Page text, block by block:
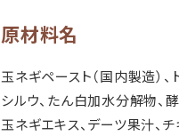
原材料名
玉ネギペースト（国内製造）、
シルウ、たん白加水分解物、
玉ネギエキス、デーツ果汁、チ